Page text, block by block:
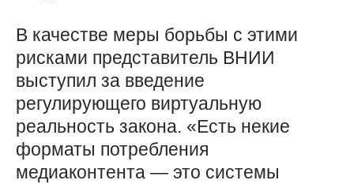
В качестве меры борьбы с этими
рисками представитель ВНИИ
выступил за введение
регулирующего виртуальную
реальность закона. «Есть некие
форматы потребления
медиаконтента — это системы